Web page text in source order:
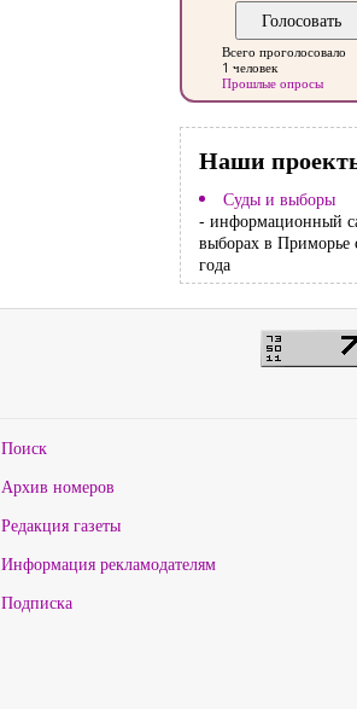
Всего проголосовало
1 человек
Прошлые опросы
Наши
Суды и выборы
- информационный
выборах в Приморье
года
Поиск
Архив номеров
Редакция газеты
Информация рекламодателям
Подписка